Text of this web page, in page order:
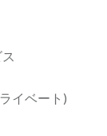
イベート)